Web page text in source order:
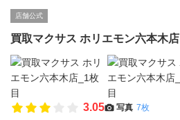
店舗公式
買取マクサス ホリエモン六本木店
3.05 写真 7枚